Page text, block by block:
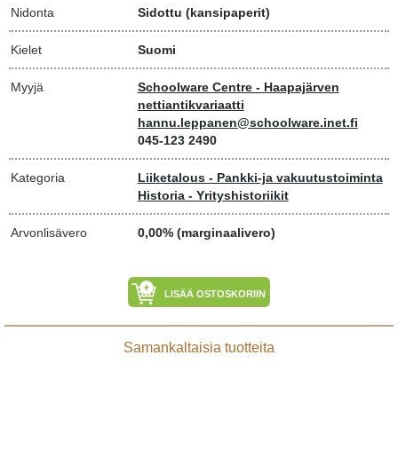
Nidonta Sidottu (kansipaperit)
Kielet Suomi
Myyjä
Schoolware Centre - Haapajärven
nettiantikvariaatti
hannu.leppanen@schoolware.inet.fi
045-123 2490
Kategoria
Liiketalous - Pankki-ja vakuutustoiminta
Historia - Yrityshistoriikit
Arvonlisävero 0,00% (marginaalivero)
LISÄÄ OSTOSKORIIN
Samankaltaisia tuotteita